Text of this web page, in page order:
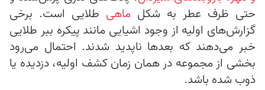
حتی ظرف عطر به شکل ماهی طلایی است. برخی
گزارش‌های اولیه از وجود اشیایی مانند پیکره ببر طلایی
خبر می‌دهند که بعدها ناپدید شدند. احتمال می‌رود
بخشی از مجموعه در همان زمان کشف اولیه، دزدیده یا
ذوب شده باشد.